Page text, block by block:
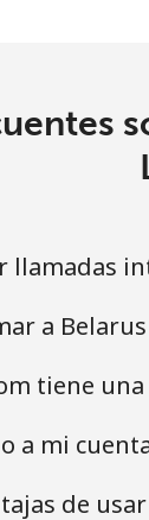
llamadas
a
tiene
a mi
de